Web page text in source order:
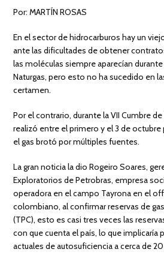
Por: MARTÍN ROSAS
En el sector de hidrocarburos hay un
ante las dificultades de obtener
las moléculas siempre aparecían
Naturgas, pero esto no ha sucedido en
certamen.
Por el contrario, durante la VII Cumbre
realizó entre el primero y el 3 de octubre
el gas brotó por múltiples fuentes.
La gran noticia la dio Rogeiro Soares,
Exploratorios de Petrobras, empresa
operadora en el campo Tayrona en el
colombiano, al confirmar reservas de
(TPC), esto es casi tres veces las
con que cuenta el país, lo que implicaría
actuales de autosuficiencia a cerca de